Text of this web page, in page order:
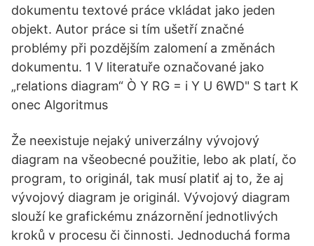
dokumentu textové práce vkládat jako jeden
objekt. Autor práce si tím ušetří značné
problémy při pozdějším zalomení a změnách
dokumentu. 1 V literatuře označované jako
„relations diagram“ Ò Y RG = i Y U 6WD" S tart K
onec Algoritmus
Že neexistuje nejaký univerzálny vývojový
diagram na všeobecné použitie, lebo ak platí, čo
program, to originál, tak musí platiť aj to, že aj
vývojový diagram je originál. Vývojový diagram
slouží ke grafickému znázornění jednotlivých
kroků v procesu či činnosti. Jednoduchá forma